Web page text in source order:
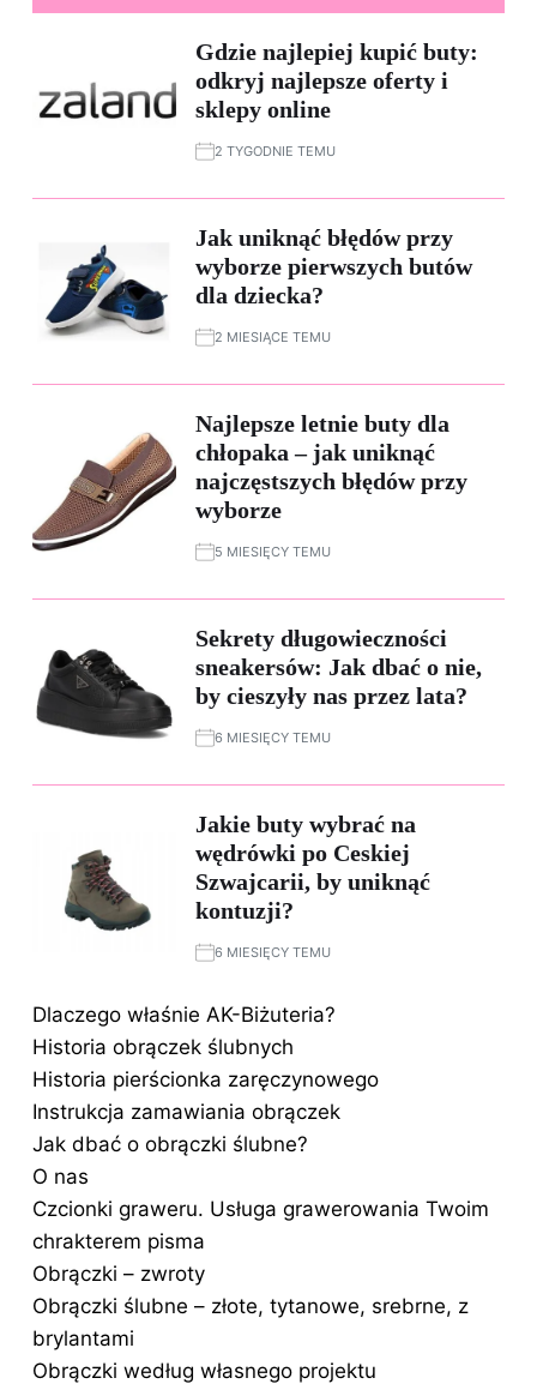
Gdzie najlepiej kupić buty:
odkryj najlepsze oferty i
sklepy online
2 TYGODNIE TEMU
Jak uniknąć błędów przy
wyborze pierwszych butów
dla dziecka?
2 MIESIĄCE TEMU
Najlepsze letnie buty dla
chłopaka – jak uniknąć
najczęstszych błędów przy
wyborze
5 MIESIĘCY TEMU
Sekrety długowieczności
sneakersów: Jak dbać o nie,
by cieszyły nas przez lata?
6 MIESIĘCY TEMU
Jakie buty wybrać na
wędrówki po Ceskiej
Szwajcarii, by uniknąć
kontuzji?
6 MIESIĘCY TEMU
Dlaczego właśnie AK-Biżuteria?
Historia obrączek ślubnych
Historia pierścionka zaręczynowego
Instrukcja zamawiania obrączek
Jak dbać o obrączki ślubne?
O nas
Czcionki graweru. Usługa grawerowania Twoim
chrakterem pisma
Obrączki – zwroty
Obrączki ślubne – złote, tytanowe, srebrne, z
brylantami
Obrączki według własnego projektu